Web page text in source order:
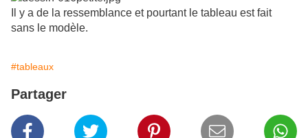
Il y a de la ressemblance et pourtant le tableau est fait
sans le modèle.
#tableaux
Partager